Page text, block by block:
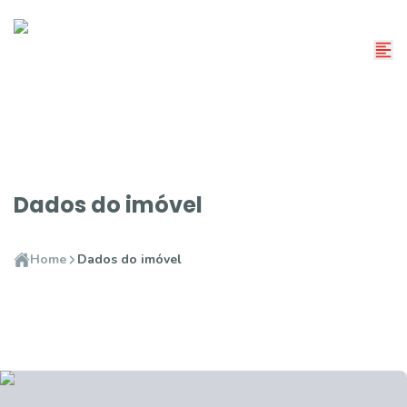
Dados do imóvel
Home Dados do imóvel